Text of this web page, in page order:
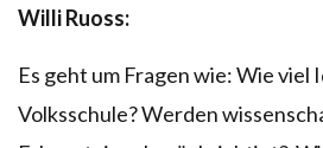
Willi Ruoss:
Es geht um Fragen wie: Wie
Volksschule? Werden